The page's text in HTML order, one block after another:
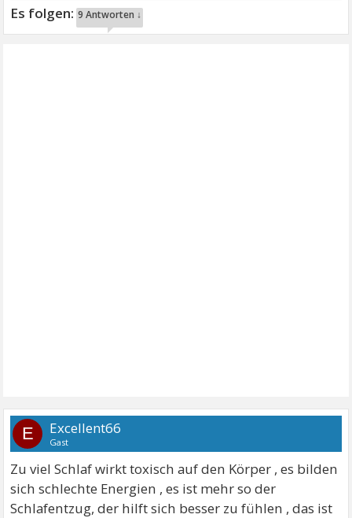
9 Antworten ↓
E Excellent66
Gast
Zu viel Schlaf wirkt toxisch auf den Körper , es bilden
sich schlechte Energien , es ist mehr so der
Schlafentzug, der hilft sich besser zu fühlen , das ist